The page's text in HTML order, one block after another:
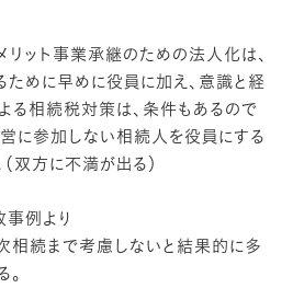
ット事業承継のための法人化は、
めに早めに役員に加え、意識と経
る相続税対策は、条件もあるので
に参加しない相続人を役員にする
双方に不満が出る）
例より
相続まで考慮しないと結果的に多
。